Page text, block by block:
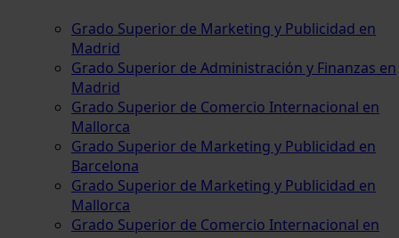
Grado Superior de Marketing y Publicidad en
Madrid
Grado Superior de Administración y Finanzas en
Madrid
Grado Superior de Comercio Internacional en
Mallorca
Grado Superior de Marketing y Publicidad en
Barcelona
Grado Superior de Marketing y Publicidad en
Mallorca
Grado Superior de Comercio Internacional en